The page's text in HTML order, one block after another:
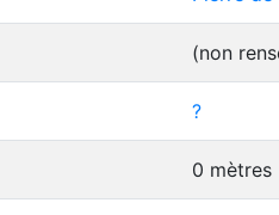
(non
?
0 mètres